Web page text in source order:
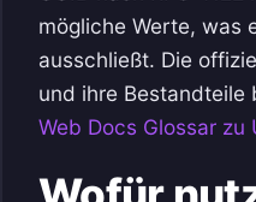
mögliche Werte, was
ausschließt. Die
und ihre Bestandteile
Web Docs Glossar zu